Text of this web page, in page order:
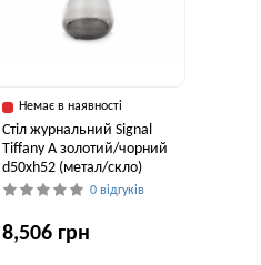
Немає в наявності
Стіл журнальний Signal
Tiffany A золотий/чорний
d50хh52 (метал/скло)
0 відгуків
8,506 грн